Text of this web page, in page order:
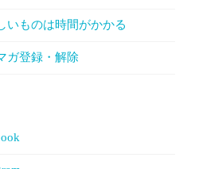
いものは時間がかかる
ガ登録・解除